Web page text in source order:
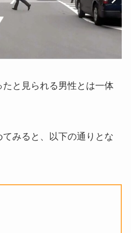
と見られる男性とは一体
みると、以下の通りとな